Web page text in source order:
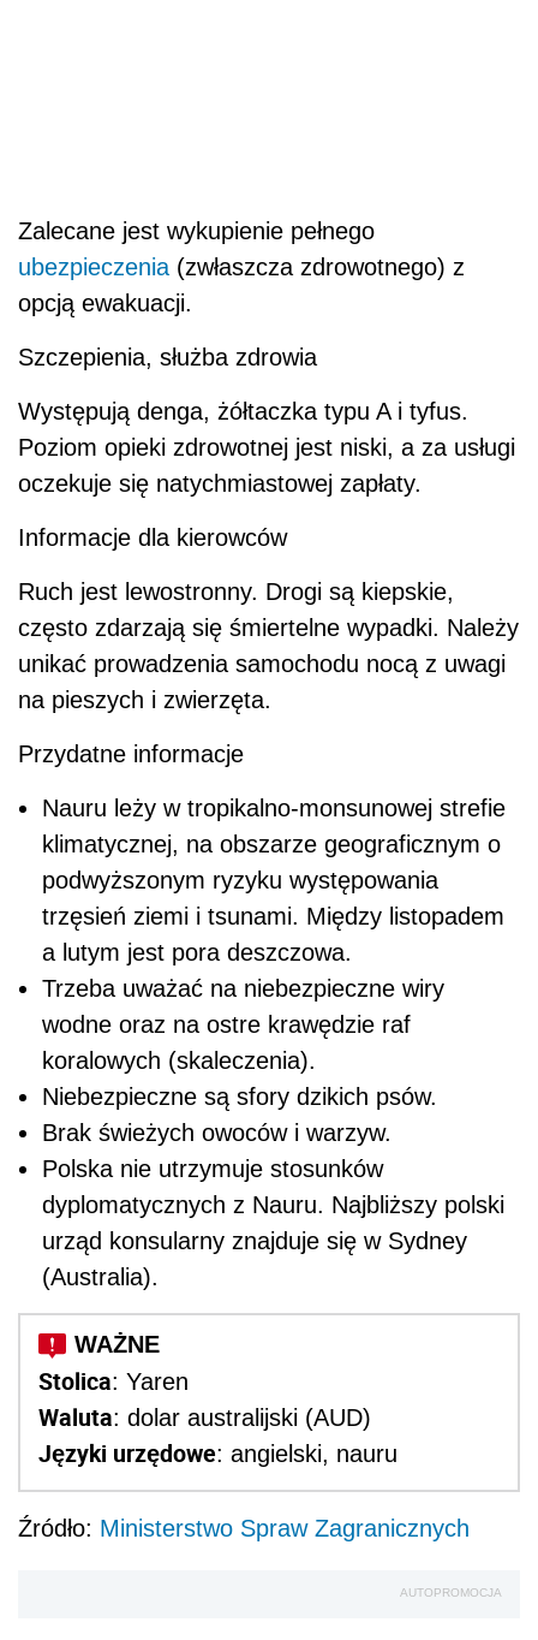
Zalecane jest wykupienie pełnego
ubezpieczenia(zwłaszcza zdrowotnego) z
opcją ewakuacji.
Szczepienia, służba zdrowia
Występują denga, żółtaczka typu A i tyfus.
Poziom opieki zdrowotnej jest niski, a za usługi
oczekuje się natychmiastowej zapłaty.
Informacje dla kierowców
Ruch jest lewostronny. Drogi są kiepskie,
często zdarzają się śmiertelne wypadki. Należy
unikać prowadzenia samochodu nocą z uwagi
na pieszych i zwierzęta.
Przydatne informacje
Nauru leży w tropikalno-monsunowej strefie
klimatycznej, na obszarze geograficznym o
podwyższonym ryzyku występowania
trzęsień ziemi i tsunami. Między listopadem
a lutym jest pora deszczowa.
Trzeba uważać na niebezpieczne wiry
wodne oraz na ostre krawędzie raf
koralowych (skaleczenia).
Niebezpieczne są sfory dzikich psów.
Brak świeżych owoców i warzyw.
Polska nie utrzymuje stosunków
dyplomatycznych z Nauru. Najbliższy polski
urząd konsularny znajduje się w Sydney
(Australia).
Stolica: Yaren
Waluta: dolar australijski (AUD)
Języki urzędowe: angielski, nauru
Źródło: Ministerstwo Spraw Zagranicznych
AUTOPROMOCJA